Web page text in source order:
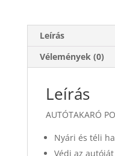
Leírás
Vélemények (0)
Leírás
AUTÓTAKARÓ
Nyári és téli
Védi az